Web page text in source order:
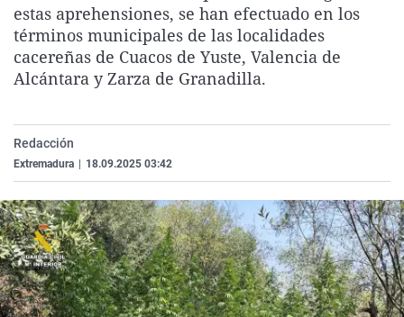
La rosa de los vientos
Gente viajera
Caso
Retornados
Extremadura
Galicia
Virales
Televisión
estas aprehensiones, se han efectuado en los
términos municipales de las localidades
cacereñas de Cuacos de Yuste, Valencia de
Alcántara y Zarza de Granadilla.
Redacción
Extremadura 18.09.2025 03:42